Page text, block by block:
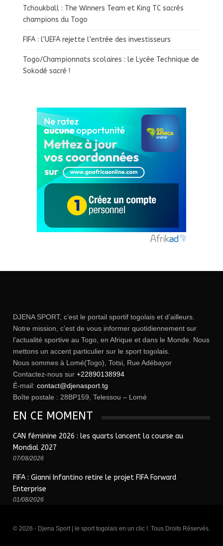
Tchoukball : The Winners Team et King TC sacrés
champions du Togo
FIFA : l’UEFA rejette l’entrée des investisseurs
Togo/Championnats scolaires : le Lycée Technique de
Sokodé sacré !
DJENA SPORT, c’est le portail sportif togolais et d’ailleurs.
Notre mission, c’est de vous informer quotidiennement sur
l’actualité sportive au Togo, en Afrique et dans le Monde. Nous
mettons un accent particulier sur le sport togolais.
Nous sommes à Lomé(Togo), Totsi, Rue Adébayor
Contactez-nous sur +22890138994
É-mail: contact@djenasport.tg
Boîte postale : 28BP159, Telessou – Lomé
EN CE MOMENT
CAN féminine 2026 : les quarts lancent la course au
Mondial 2027
07/08/2026
FIFA : Gianni Infantino retire le projet FIFA Forward
Enterprise
01/08/2026
© 2026 - Djena Sport | le sport togolais en un clic !. Tous Droits Réservés.